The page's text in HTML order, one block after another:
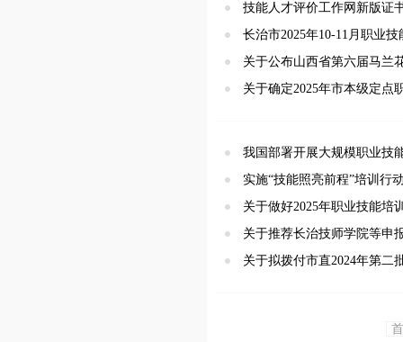
技能人才评价工作网新版证
长治市2025年10-11月职业
关于公布山西省第六届马兰
关于确定2025年市本级定点
我国部署开展大规模职业技
实施“技能照亮前程”培训行
关于做好2025年职业技能培
关于推荐长治技师学院等申
关于拟拨付市直2024年第二